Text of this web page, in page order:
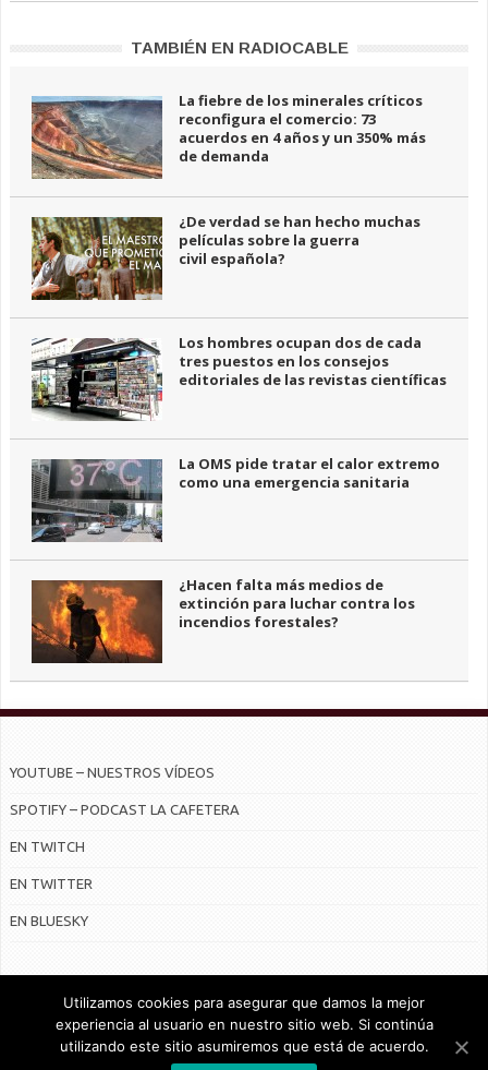
TAMBIÉN EN RADIOCABLE
La fiebre de los minerales críticos
reconfigura el comercio: 73
acuerdos en 4 años y un 350% más
de demanda
¿De verdad se han hecho muchas
películas sobre la guerra
civil española?
Los hombres ocupan dos de cada
tres puestos en los consejos
editoriales de las revistas científicas
La OMS pide tratar el calor extremo
como una emergencia sanitaria
¿Hacen falta más medios de
extinción para luchar contra los
incendios forestales?
YOUTUBE – NUESTROS VÍDEOS
SPOTIFY – PODCAST LA CAFETERA
EN TWITCH
EN TWITTER
EN BLUESKY
© Radiocable en Internet S.L.
Utilizamos cookies para asegurar que damos la mejor
experiencia al usuario en nuestro sitio web. Si continúa
utilizando este sitio asumiremos que está de acuerdo.